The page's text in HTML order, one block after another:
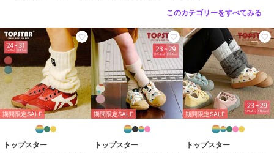
このカテゴリーをすべてみる
期間限定SALE
トップスター
期間限定SALE
トップスター
期間限定SALE
トップスター